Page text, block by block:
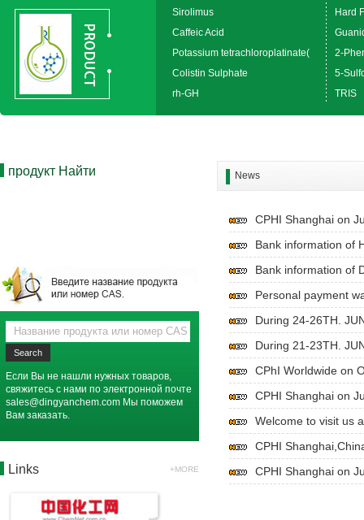
Sirolimus
Hard
Caffeic Acid
Potassium tetrachloroplatinate(
2-
Colistin Sulphate
5-
rh-GH
TRIS
продукт Найти
Если Вы не нашли нужных товаров,
свяжитесь с нами по электронной почте
sales@dingyanchem.com Мы поможем
Вам заказать.
Links +MORE
News
CPHI Shanghai on
Bank information of
Bank information of
Personal payment
During 24-26TH.
During 21-23TH.
CPhI Worldwide on
CPHI Shanghai on
Welcome to visit us
CPHI
CPHI Shanghai on